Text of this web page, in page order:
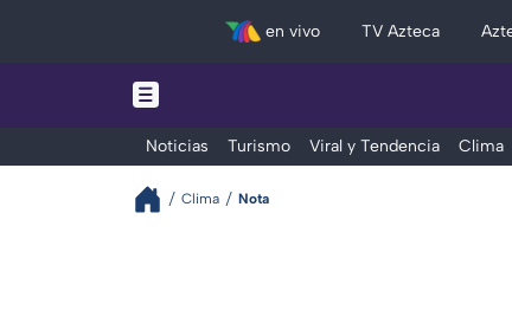
en vivo TV Azteca
Noticias Turismo Viral y Tendencia Clima
Clima Nota